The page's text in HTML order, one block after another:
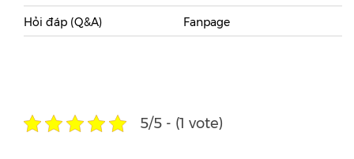
Hỏi đáp (Q&A) Fanpage
5/5 - (1 vote)